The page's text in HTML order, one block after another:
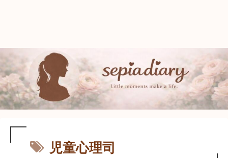
児童心理司